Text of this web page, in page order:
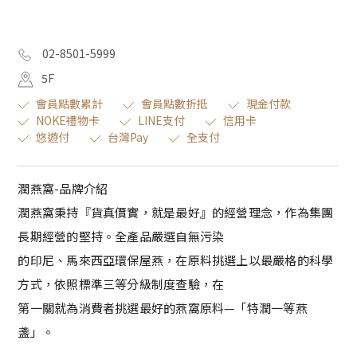
02-8501-5999
5F
會員點數累計
會員點數折抵
現金付款
NOKE禮物卡
LINE支付
信用卡
悠遊付
台灣Pay 全支付
潤燕窩-品牌介紹
潤燕窩秉持『貨真價實，就是最好』的經營理念，作為集團
長期經營的堅持。全產品嚴選自無污染
的印尼、馬來西亞環保屋燕，在原料挑選上以最嚴格的科學
方式，依照標準三等分級制度查驗，在
第一關就為消費者挑選最好的燕窩原料—「特潤一等燕
盞」。